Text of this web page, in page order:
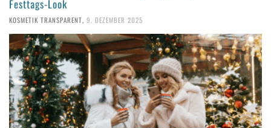
Festtags-Look
KOSMETIK TRANSPARENT, 9. DEZEMBER 2025